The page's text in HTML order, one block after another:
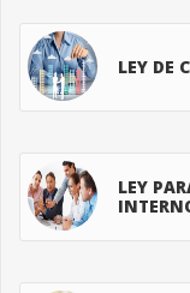
LEY DE
LEY